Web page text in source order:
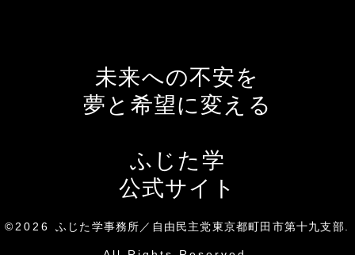
未来への不安を
夢と希望に変える
ふじた学
公式サイト
©2026ふじた学事務所／自由民主党東京都町田市第十九支部